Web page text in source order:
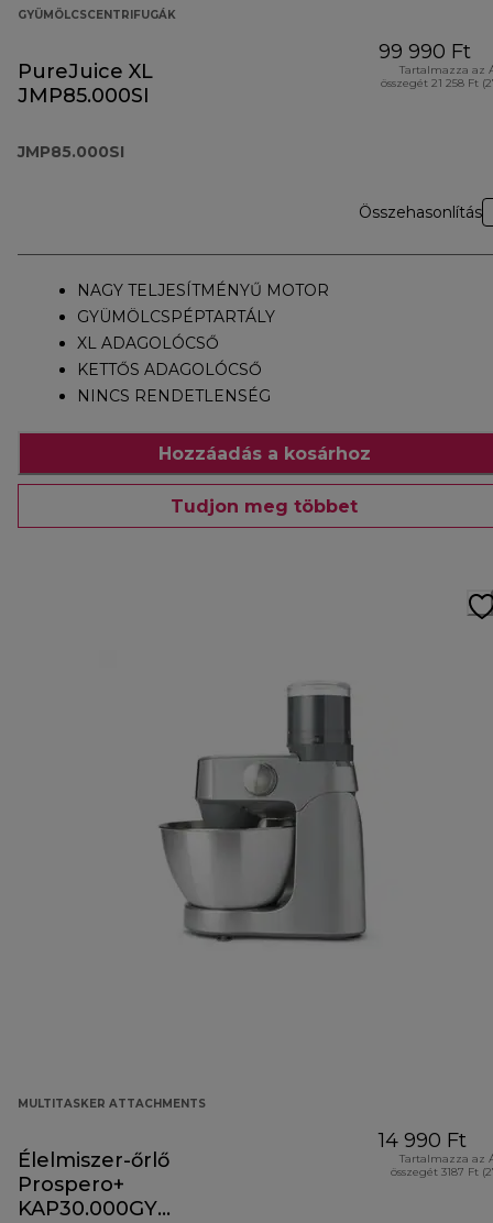
GYÜMÖLCSCENTRIFUGÁK
PureJuice XL
JMP85.000SI
JMP85.000SI
99 990 Ft
Tartalmazza az
összegét 21 258 Ft
Összehasonlítás
NAGY TELJESÍTMÉNYŰ MOTOR
GYÜMÖLCSPÉPTARTÁLY
XL ADAGOLÓCSŐ
KETTŐS ADAGOLÓCSŐ
NINCS RENDETLENSÉG
Hozzáadás a kosárhoz
Tudjon meg többet
MULTITASKER ATTACHMENTS
Élelmiszer-őrlő
Prospero+
KAP30.000GY
14 990 Ft
Tartalmazza az
összegét 3187 Ft